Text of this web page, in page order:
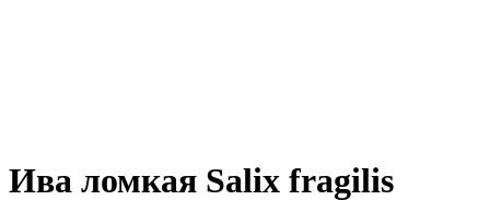
Ива ломкая Salix fragilis